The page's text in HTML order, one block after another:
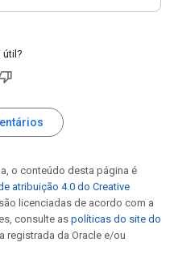
útil?
o conteúdo desta página é
atribuição 4.0 do Creative
licenciadas de acordo com a
consulte as políticas do site do
registrada da Oracle e/ou